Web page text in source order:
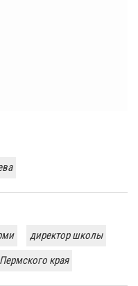
директор школы
края